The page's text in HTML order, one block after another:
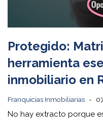
Protegido:
herramienta
inmobiliario en
Franquicias Inmobiliarias
No hay extracto porque